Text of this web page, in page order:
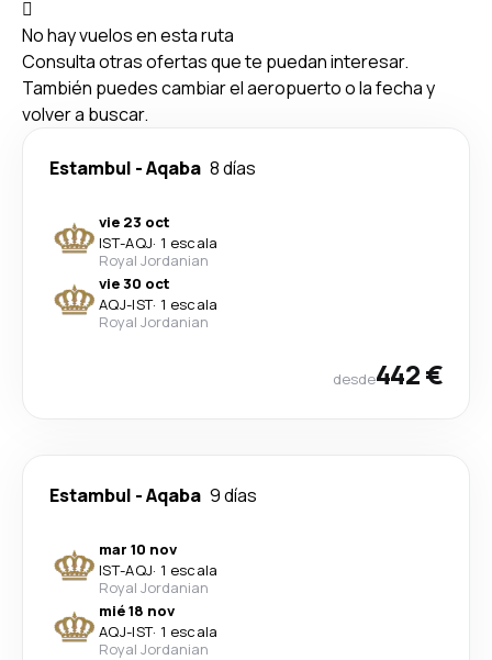
No hay vuelos en esta ruta
Consulta otras ofertas que te puedan interesar.
También puedes cambiar el aeropuerto o la fecha y
volver a buscar.
Estambul -Aqaba 8 días
vie 23 oct
IST-AQJ· 1 escala
Royal Jordanian
vie 30 oct
AQJ-IST· 1 escala
Royal Jordanian
desde442 €
Estambul -Aqaba 9 días
mar 10 nov
IST-AQJ· 1 escala
Royal Jordanian
mié 18 nov
AQJ-IST· 1 escala
Royal Jordanian